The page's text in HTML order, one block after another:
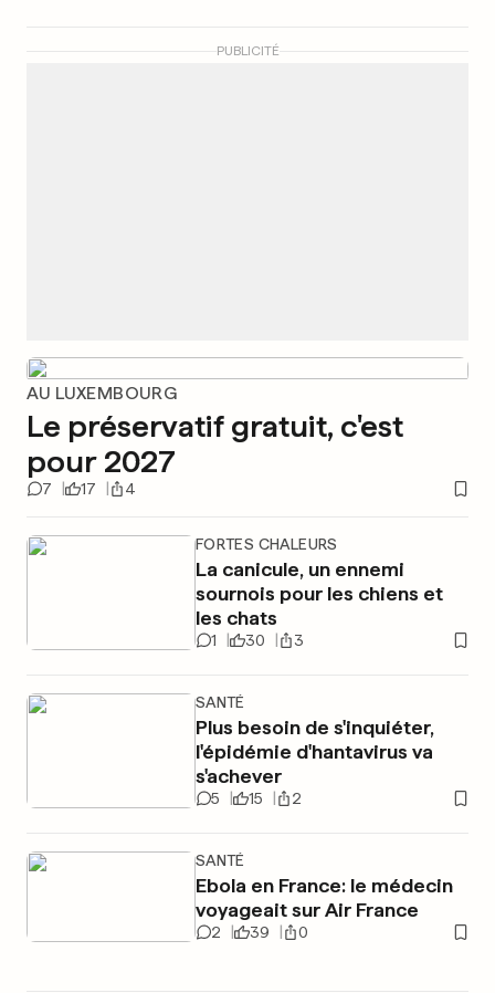
PUBLICITÉ
AU LUXEMBOURG
Le préservatif gratuit, c'est
pour 2027
7 17 4
FORTES CHALEURS
La canicule, un ennemi
sournois pour les chiens et
les chats
1 30 3
SANTÉ
Plus besoin de s'inquiéter,
l'épidémie d'hantavirus va
s'achever
5 15 2
SANTÉ
Ebola en France: le médecin
voyageait sur Air France
2 39 0